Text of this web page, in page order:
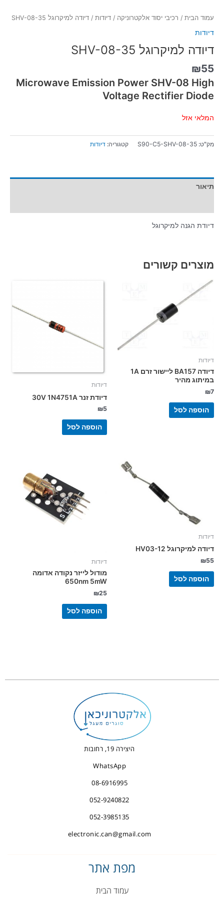
עמוד הבית / רכיבי יסוד אלקטרוניקה / דיודות / דיודה למיקרוגל SHV-08-35
דיודות
דיודה למיקרוגל SHV-08-35
₪55
Microwave Emission Power SHV-08 High
Voltage Rectifier Diode
המלאי אזל
מק"ט: S90-C5-SHV-08-35 קטגוריה: דיודות
תיאור
דיודת הגנה למיקרוגל
מוצרים קשורים
דיודות
דיודה BA157 ליישור זרם 1A
במיתוג מהיר
₪7
הוספה לסל
דיודות
דיודת זנר 30V 1N4751A
₪5
הוספה לסל
דיודות
דיודה למיקרוגל HV03-12
₪55
הוספה לסל
דיודות
מודול לייזר נקודה אדומה
650nm 5mW
₪25
הוספה לסל
היצירה 19, רחובות
WhatsApp
08-6916995
052-9240822
052-3985135
electronic.can@gmail.com
מפת אתר
עמוד הבית